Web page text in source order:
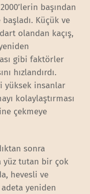
başından
Küçük ve
olandan kaçış,
gibi faktörler
hızlandırdı.
yüksek insanlar
kolaylaştırması
çekmeye
sonra
yüz tutan bir çok
hevesli ve
yeniden